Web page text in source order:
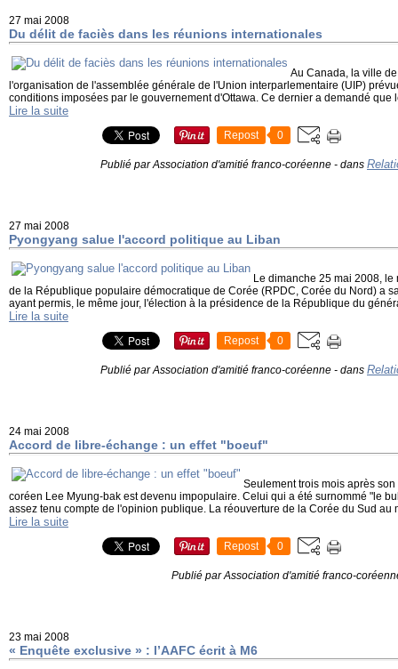
27 mai 2008
Du délit de faciès dans les réunions internationales
Au Canada, la ville
l'organisation de l'assemblée générale de l'Union interparlementaire (UIP)
conditions imposées par le gouvernement d'Ottawa. Ce dernier a demandé que
Lire la suite
Repost 0
Publié par Association d'amitié franco-coréenne - dans
27 mai 2008
Pyongyang salue l'accord politique au Liban
Le dimanche 25 mai 2008,
de la République populaire démocratique de Corée (RPDC, Corée du Nord) a
ayant permis, le même jour, l'élection à la présidence de la République du
Lire la suite
Repost 0
Publié par Association d'amitié franco-coréenne - dans
24 mai 2008
Accord de libre-échange : un effet "boeuf"
Seulement trois mois après
coréen Lee Myung-bak est devenu impopulaire. Celui qui a été surnommé "le
assez tenu compte de l'opinion publique. La réouverture de la Corée du Sud au
Lire la suite
Repost 0
Publié par Association d'amitié franco-
23 mai 2008
« Enquête exclusive » : l’AAFC écrit à M6